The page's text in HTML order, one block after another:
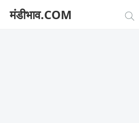
मंडीभाव.COM